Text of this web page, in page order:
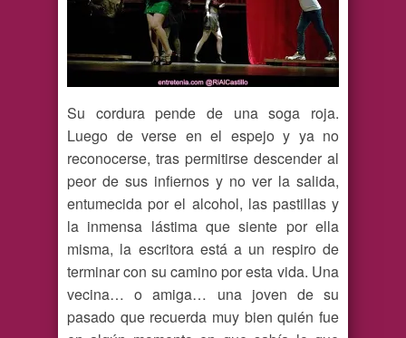
Su cordura pende de una soga roja.
Luego de verse en el espejo y ya no
reconocerse, tras permitirse descender al
peor de sus infiernos y no ver la salida,
entumecida por el alcohol, las pastillas y
la inmensa lástima que siente por ella
misma, la escritora está a un respiro de
terminar con su camino por esta vida. Una
vecina… o amiga… una joven de su
pasado que recuerda muy bien quién fue